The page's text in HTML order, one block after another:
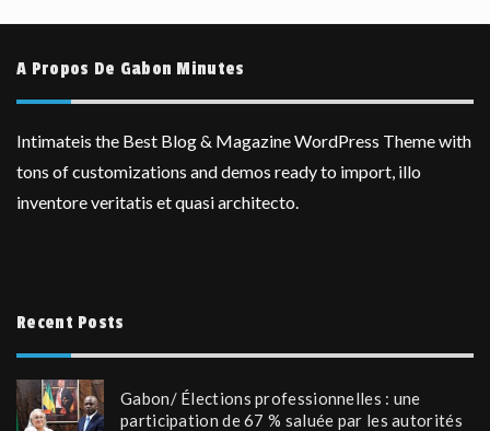
A Propos De Gabon Minutes
Intimateis the Best Blog & Magazine WordPress Theme with
tons of customizations and demos ready to import, illo
inventore veritatis et quasi architecto.
Recent Posts
Gabon/ Élections professionnelles : une
participation de 67 % saluée par les autorités